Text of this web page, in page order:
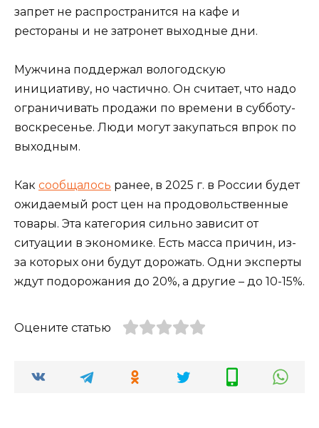
запрет не распространится на кафе и
рестораны и не затронет выходные дни.
Мужчина поддержал вологодскую
инициативу, но частично. Он считает, что надо
ограничивать продажи по времени в субботу-
воскресенье. Люди могут закупаться впрок по
выходным.
Как сообщалось ранее, в 2025 г. в России будет
ожидаемый рост цен на продовольственные
товары. Эта категория сильно зависит от
ситуации в экономике. Есть масса причин, из-
за которых они будут дорожать. Одни эксперты
ждут подорожания до 20%, а другие – до 10-15%.
Оцените статью